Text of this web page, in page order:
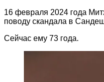
16 февраля 2024 года
поводу скандала в
Сейчас ему 73 года.